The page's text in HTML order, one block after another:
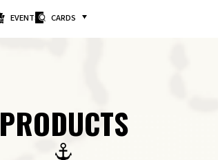
EVENTS CARDS
PRODUCTS